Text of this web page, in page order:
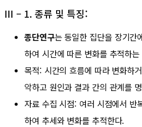
Ⅲ – 1. 종류 및 특징:
종단연구는 동일한 집단을 장기간
하여 시간에 따른 변화를 추적하
목적: 시간의 흐름에 따라 변화하
악하고 원인과 결과 간의 관계를
자료 수집 시점: 여러 시점에서 반
하여 추세와 변화를 추적한다.